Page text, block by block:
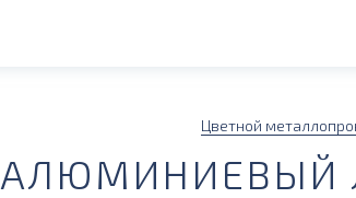
Цветной
АЛЮМИНИЕВЫЙ